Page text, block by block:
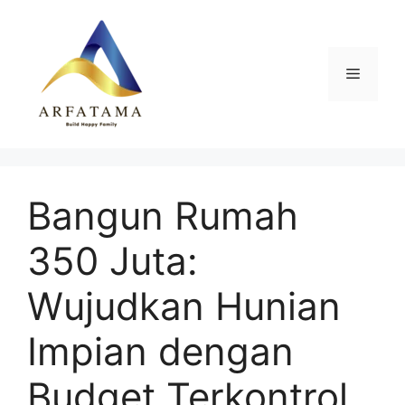
Menu
Bangun Rumah
350 Juta:
Wujudkan Hunian
Impian dengan